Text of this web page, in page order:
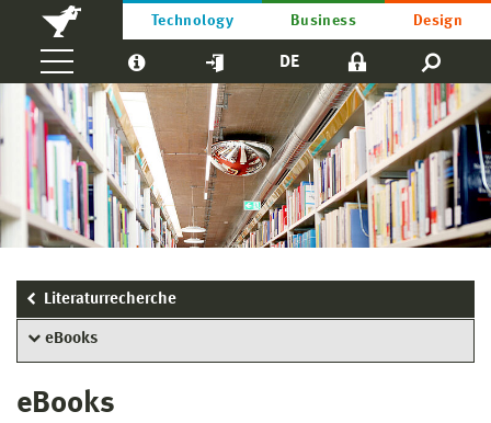
Technology Business Design
DE
Literaturrecherche
eBooks
eBooks